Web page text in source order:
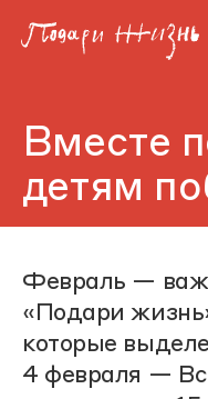
Вместе
детям
Февраль —
«Подари
которые
4 февраля —